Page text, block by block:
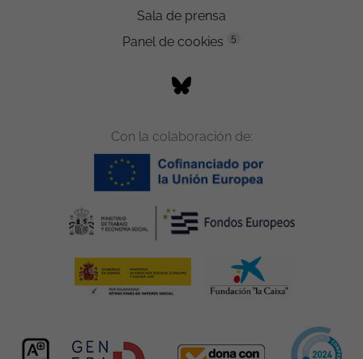
Sala de prensa
Panel de cookies
5
Con la colaboración de: